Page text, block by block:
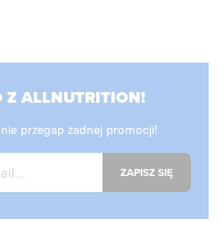
Z ALLNUTRITION!
przegap żadnej promocji!
ZAPISZ SIĘ